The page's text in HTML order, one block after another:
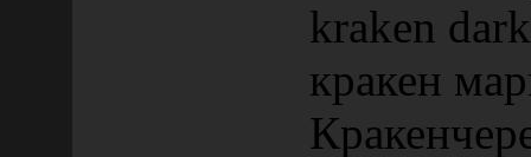
kraken
кракен